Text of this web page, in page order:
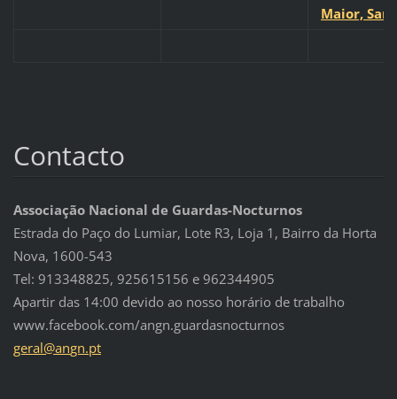
Maior,
Contacto
Associação Nacional de Guardas-Nocturnos
Estrada do Paço do Lumiar, Lote R3, Loja 1, Bairro da Horta
Nova, 1600-543
Tel: 913348825, 925615156 e 962344905
Apartir das 14:00 devido ao nosso horário de trabalho
www.facebook.com/angn.guardasnocturnos
geral@angn.pt